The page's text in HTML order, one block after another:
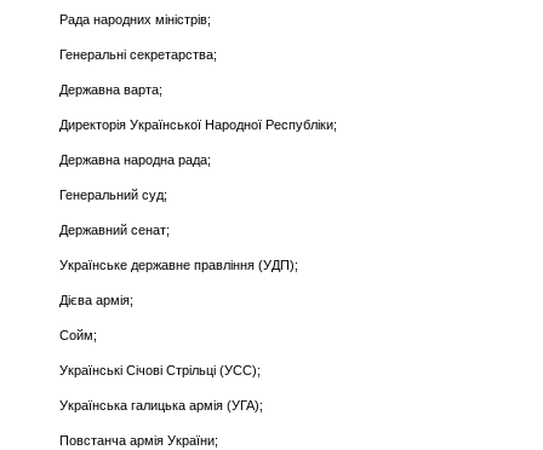
Рада народних міністрів;
Генеральні секретарства;
Державна варта;
Директорія Української Народної Республіки;
Державна народна рада;
Генеральний суд;
Державний сенат;
Українське державне правління (УДП);
Дієва армія;
Сойм;
Українські Січові Стрільці (УСС);
Українська галицька армія (УГА);
Повстанча армія України;